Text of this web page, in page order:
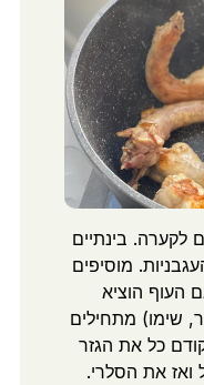
לקערה. בינתיים
מוסיפים
העוף הוציא
שימו) מתחילים
כל את הגזר
את הסלרי.